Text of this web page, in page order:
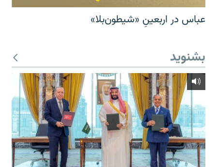
عباس در اربعینِ «شیطون‌بلا»
بشنوید